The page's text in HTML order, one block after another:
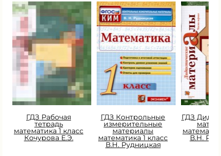
ГДЗ Рабочая
тетрадь
математика 1 класс
Кочурова Е.Э.
ГДЗ Контрольные
измерительные
материалы
математика 1 класс
В.Н. Рудницкая
ГДЗ
В.Н.